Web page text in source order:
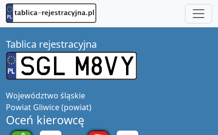
Tablica rejestracyjna
Województwo śląskie
Powiat Gliwice (powiat)
Oceń kierowcę